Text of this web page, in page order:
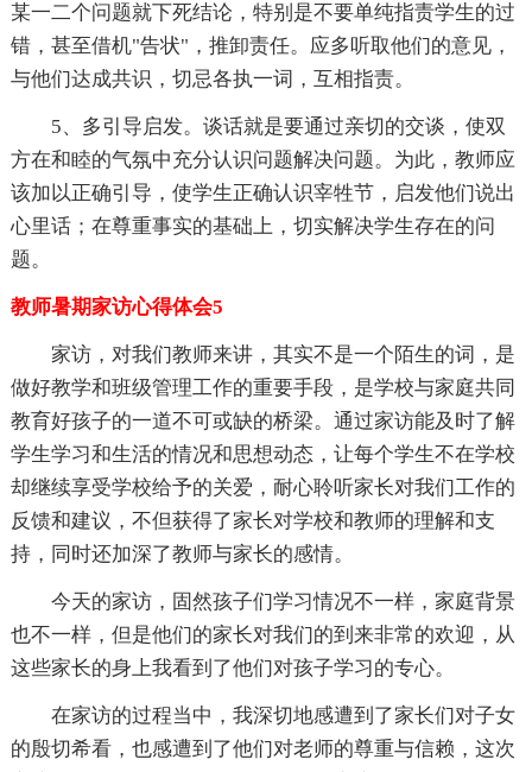
某一二个问题就下死结论，特别是不要单纯指责学生的过
错，甚至借机"告状"，推卸责任。应多听取他们的意见，
与他们达成共识，切忌各执一词，互相指责。
5、多引导启发。谈话就是要通过亲切的交谈，使双
方在和睦的气氛中充分认识问题解决问题。为此，教师应
该加以正确引导，使学生正确认识宰牲节，启发他们说出
心里话；在尊重事实的基础上，切实解决学生存在的问
题。
教师暑期家访心得体会5
家访，对我们教师来讲，其实不是一个陌生的词，是
做好教学和班级管理工作的重要手段，是学校与家庭共同
教育好孩子的一道不可或缺的桥梁。通过家访能及时了解
学生学习和生活的情况和思想动态，让每个学生不在学校
却继续享受学校给予的关爱，耐心聆听家长对我们工作的
反馈和建议，不但获得了家长对学校和教师的理解和支
持，同时还加深了教师与家长的感情。
今天的家访，固然孩子们学习情况不一样，家庭背景
也不一样，但是他们的家长对我们的到来非常的欢迎，从
这些家长的身上我看到了他们对孩子学习的专心。
在家访的过程当中，我深切地感遭到了家长们对子女
的殷切希看，也感遭到了他们对老师的尊重与信赖，这次